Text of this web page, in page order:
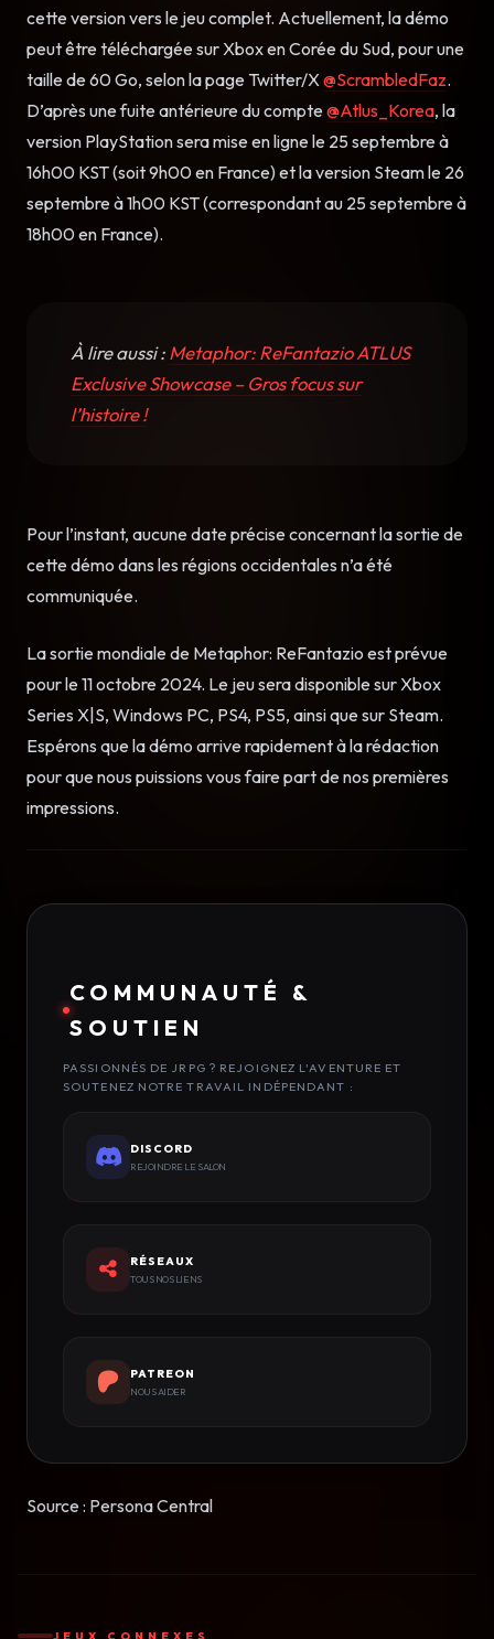
cette version vers le jeu complet. Actuellement, la démo
peut être téléchargée sur Xbox en Corée du Sud, pour une
taille de 60 Go, selon la page Twitter/X@ScrambledFaz.
D’après une fuite antérieure du compte@Atlus_Korea, la
version PlayStation sera mise en ligne le 25 septembre à
16h00 KST (soit 9h00 en France) et la version Steam le 26
septembre à 1h00 KST (correspondant au 25 septembre à
18h00 en France).
À lire aussi :Metaphor: ReFantazio ATLUS
Exclusive Showcase – Gros focus sur
l’histoire !
Pour l’instant, aucune date précise concernant la sortie de
cette démo dans les régions occidentales n’a été
communiquée.
La sortie mondiale de Metaphor: ReFantazio est prévue
pour le 11 octobre 2024. Le jeu sera disponible sur Xbox
Series X|S, Windows PC, PS4, PS5, ainsi que sur Steam.
Espérons que la démo arrive rapidement à la rédaction
pour que nous puissions vous faire part de nos premières
impressions.
COMMUNAUTÉ &
SOUTIEN
PASSIONNÉS DE JRPG ? REJOIGNEZ L'AVENTURE ET
SOUTENEZ NOTRE TRAVAIL INDÉPENDANT :
DISCORD
REJOINDRE LE SALON
RÉSEAUX
TOUS NOS LIENS
PATREON
NOUS AIDER
Source : Persona Central
JEUX CONNEXES